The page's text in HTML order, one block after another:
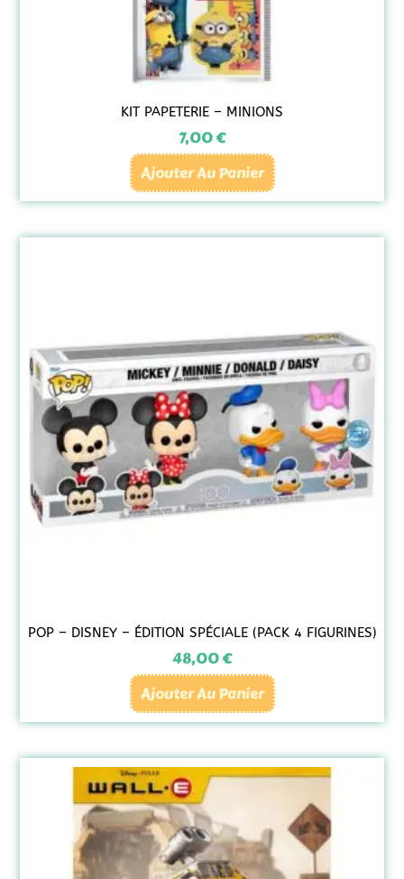
KIT PAPETERIE – MINIONS
7,00€
Ajouter Au Panier
POP – DISNEY – ÉDITION SPÉCIALE (PACK 4 FIGURINES)
48,00€
Ajouter Au Panier